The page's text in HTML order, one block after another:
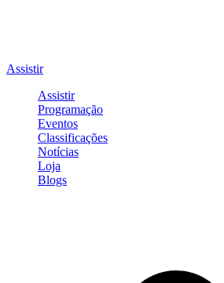
Assistir
Assistir
Programação
Eventos
Classificações
Notícias
Loja
Blogs